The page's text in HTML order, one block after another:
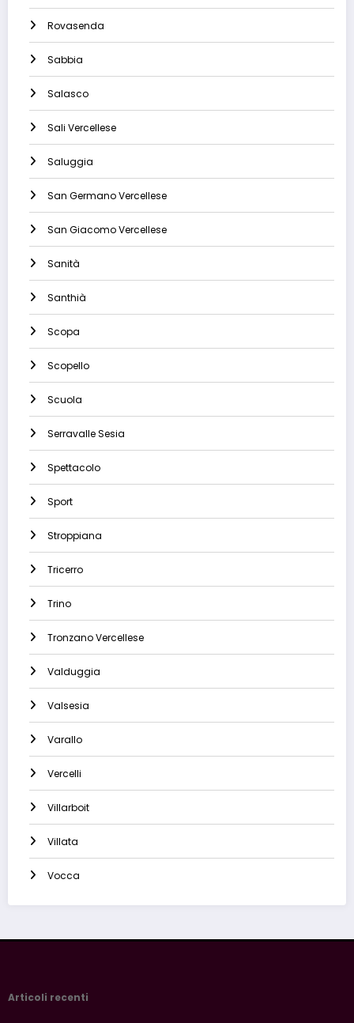
Rovasenda
Sabbia
Salasco
Sali Vercellese
Saluggia
San Germano Vercellese
San Giacomo Vercellese
Sanità
Santhià
Scopa
Scopello
Scuola
Serravalle Sesia
Spettacolo
Sport
Stroppiana
Tricerro
Trino
Tronzano Vercellese
Valduggia
Valsesia
Varallo
Vercelli
Villarboit
Villata
Vocca
Articoli recenti